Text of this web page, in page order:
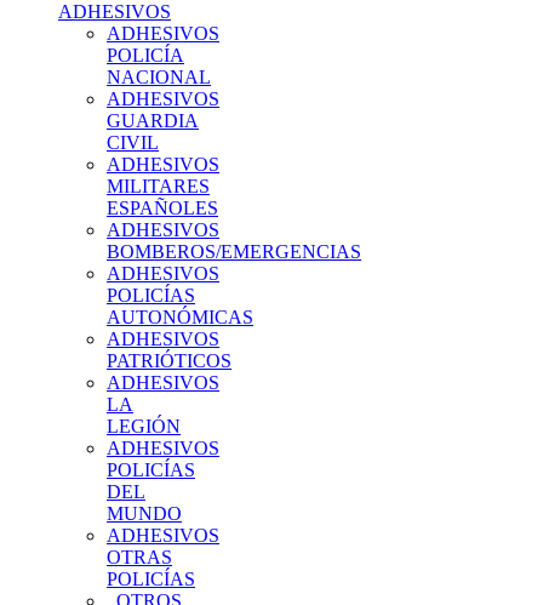
ADHESIVOS
ADHESIVOS
POLICÍA
NACIONAL
ADHESIVOS
GUARDIA
CIVIL
ADHESIVOS
MILITARES
ESPAÑOLES
ADHESIVOS
BOMBEROS/EMERGENCIAS
ADHESIVOS
POLICÍAS
AUTONÓMICAS
ADHESIVOS
PATRIÓTICOS
ADHESIVOS
LA
LEGIÓN
ADHESIVOS
POLICÍAS
DEL
MUNDO
ADHESIVOS
OTRAS
POLICÍAS
OTROS